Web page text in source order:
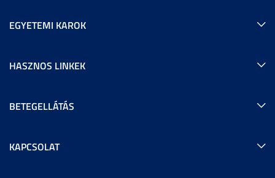
EGYETEMI KAROK
HASZNOS LINKEK
BETEGELLÁTÁS
KAPCSOLAT